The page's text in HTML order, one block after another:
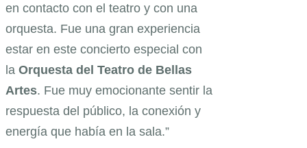
en contacto con el teatro y con una
orquesta. Fue una gran experiencia
estar en este concierto especial con
la Orquesta del Teatro de Bellas
Artes. Fue muy emocionante sentir la
respuesta del público, la conexión y
energía que había en la sala.”